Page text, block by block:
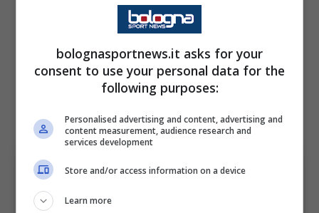
INTER (3-5-2): Martinez; Bisseck, De Vrij
Bastoni; Luis Henrique, Frattesi, Zielinski,
Mkhitaryan, Dimarco; Thuram, Bonny. All.
bolognasportnews.it asks for your
consent to use your personal data for the
following purposes:
Personalised advertising and content, advertising and
content measurement, audience research and
services development
Store and/or access information on a device
Learn more